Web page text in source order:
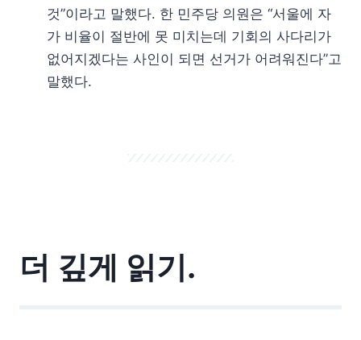
것”이라고 말했다. 한 민주당 의원은 “서울에 자
가 비율이 절반에 못 미치는데 기회의 사다리가
없어지겠다는 사인이 되면 선거가 어려워진다”고
말했다.
더 깊게 읽기.